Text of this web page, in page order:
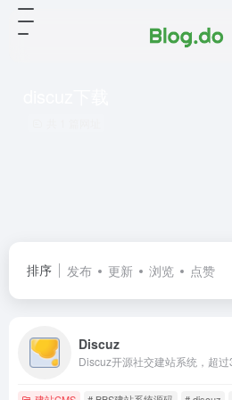
排序 发布 更新 浏览 点赞
Discuz